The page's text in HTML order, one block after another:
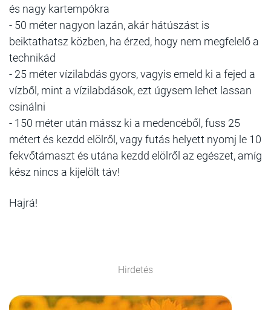
és nagy kartempókra
- 50 méter nagyon lazán, akár hátúszást is
beiktathatsz közben, ha érzed, hogy nem megfelelő a
technikád
- 25 méter vízilabdás gyors, vagyis emeld ki a fejed a
vízből, mint a vízilabdások, ezt úgysem lehet lassan
csinálni
- 150 méter után mássz ki a medencéből, fuss 25
métert és kezdd elölről, vagy futás helyett nyomj le 10
fekvőtámaszt és utána kezdd elölről az egészet, amíg
kész nincs a kijelölt táv!
Hajrá!
Hirdetés